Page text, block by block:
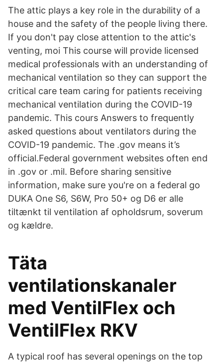
The attic plays a key role in the durability of a
house and the safety of the people living there.
If you don't pay close attention to the attic's
venting, moi This course will provide licensed
medical professionals with an understanding of
mechanical ventilation so they can support the
critical care team caring for patients receiving
mechanical ventilation during the COVID-19
pandemic. This cours Answers to frequently
asked questions about ventilators during the
COVID-19 pandemic. The .gov means it’s
official.Federal government websites often end
in .gov or .mil. Before sharing sensitive
information, make sure you're on a federal go
DUKA One S6, S6W, Pro 50+ og D6 er alle
tiltænkt til ventilation af opholdsrum, soverum
og kældre.
Täta
ventilationskanaler
med VentilFlex och
VentilFlex RKV
A typical roof has several openings on the top